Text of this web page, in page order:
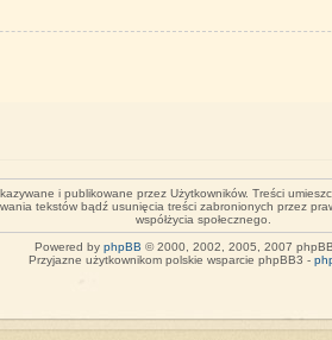
i publikowane przez Użytkowników. Treści
tekstów bądź usunięcia treści zabronionych przez
współżycia społecznego.
Powered by phpBB © 2000, 2002, 2005, 2007
Przyjazne użytkownikom polskie wsparcie phpBB3 -